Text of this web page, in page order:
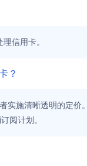
信用卡。
？
实施清晰透明的定
阅计划。